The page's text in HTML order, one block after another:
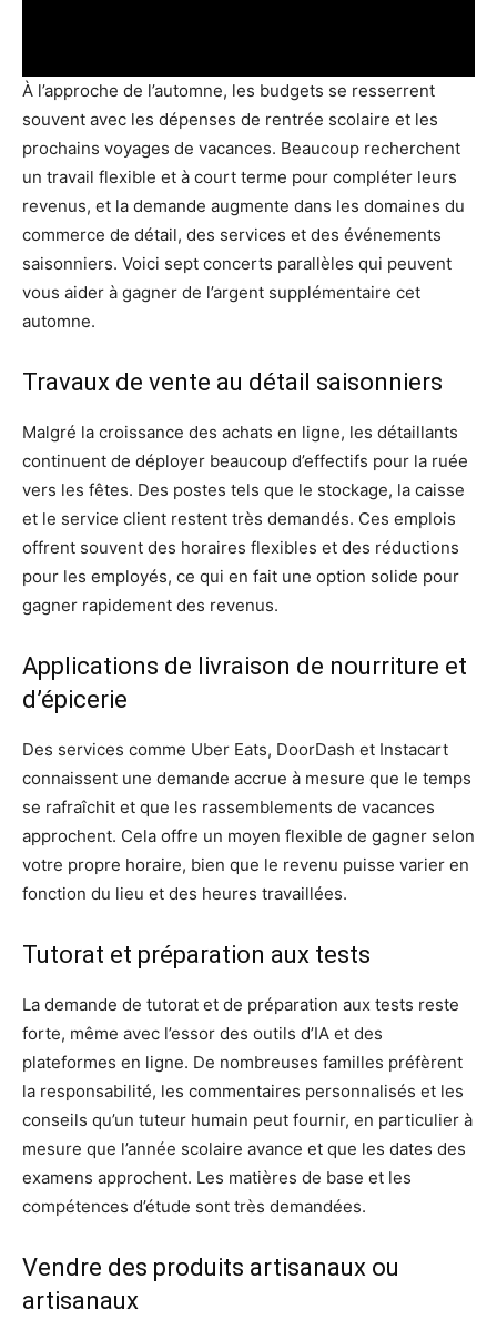
À l’approche de l’automne, les budgets se resserrent
souvent avec les dépenses de rentrée scolaire et les
prochains voyages de vacances. Beaucoup recherchent
un travail flexible et à court terme pour compléter leurs
revenus, et la demande augmente dans les domaines du
commerce de détail, des services et des événements
saisonniers. Voici sept concerts parallèles qui peuvent
vous aider à gagner de l’argent supplémentaire cet
automne.
Travaux de vente au détail saisonniers
Malgré la croissance des achats en ligne, les détaillants
continuent de déployer beaucoup d’effectifs pour la ruée
vers les fêtes. Des postes tels que le stockage, la caisse
et le service client restent très demandés. Ces emplois
offrent souvent des horaires flexibles et des réductions
pour les employés, ce qui en fait une option solide pour
gagner rapidement des revenus.
Applications de livraison de nourriture et
d’épicerie
Des services comme Uber Eats, DoorDash et Instacart
connaissent une demande accrue à mesure que le temps
se rafraîchit et que les rassemblements de vacances
approchent. Cela offre un moyen flexible de gagner selon
votre propre horaire, bien que le revenu puisse varier en
fonction du lieu et des heures travaillées.
Tutorat et préparation aux tests
La demande de tutorat et de préparation aux tests reste
forte, même avec l’essor des outils d’IA et des
plateformes en ligne. De nombreuses familles préfèrent
la responsabilité, les commentaires personnalisés et les
conseils qu’un tuteur humain peut fournir, en particulier à
mesure que l’année scolaire avance et que les dates des
examens approchent. Les matières de base et les
compétences d’étude sont très demandées.
Vendre des produits artisanaux ou
artisanaux